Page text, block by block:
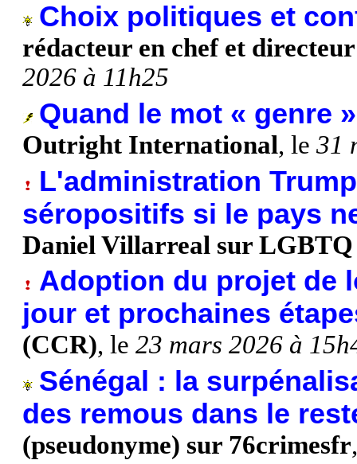
Choix politiques et
rédacteur en chef et
2026 à 11h25
Quand le mot « genre
Outright International, le 31
L'administration
séropositifs si le pays
Daniel Villarreal sur
Adoption du projet de
jour et prochaines
(CCR), le 23 mars 2026 à
Sénégal : la
des remous dans le
(pseudonyme) sur 76crimesfr